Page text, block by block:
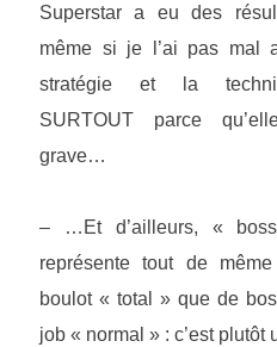
Superstar a eu des
même si je l’ai pas mal
stratégie et la
SURTOUT parce
grave…
– …Et d’ailleurs, «
représente tout de
boulot « total » que de
job « normal » : c’est plutôt